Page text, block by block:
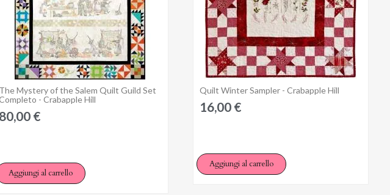
Anteprima
The Mystery of the Salem Quilt Guild Set
- Crabapple Hill
80,00 €
Aggiungi al carrello
Anteprima
Quilt Winter Sampler - Crabapple Hill
16,00 €
Aggiungi al carrello
×
wish list.